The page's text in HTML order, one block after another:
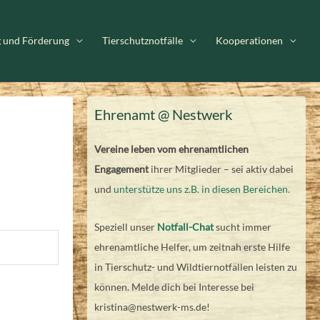
Förderung Tierschutznotfälle Kooperationen
Ehrenamt @ Nestwerk
Vereine leben vom ehrenamtlichen
Engagementihrer Mitglieder – sei aktiv dabei
und unterstütze uns z.B. in diesen Bereichen.
Speziell unser Notfall-Chatsucht immer
ehrenamtliche Helfer, um zeitnah erste Hilfe
in Tierschutz- und Wildtiernotfällen leisten zu
können. Melde dich bei Interesse bei
kristina@nestwerk-ms.de!